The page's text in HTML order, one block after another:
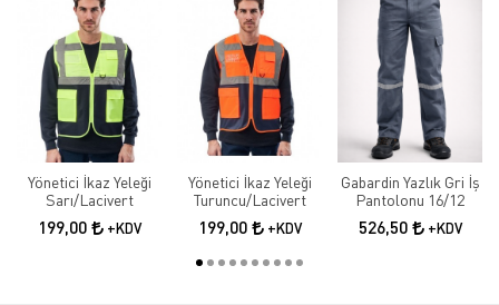
Yönetici İkaz Yeleği
Sarı/Lacivert
199,00 +KDV
Yönetici İkaz Yeleği
Turuncu/Lacivert
199,00 +KDV
Gabardin Yazlık Gri İş
Pantolonu 16/12
526,50 +KDV